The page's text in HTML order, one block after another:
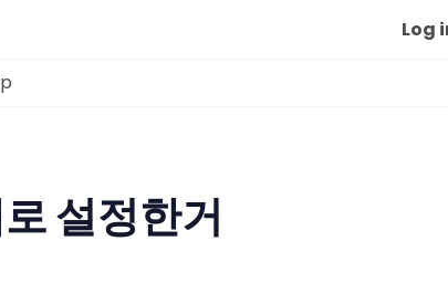
Log
설정한거